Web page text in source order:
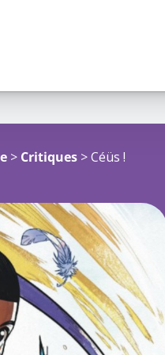
> Critiques > Céüs !